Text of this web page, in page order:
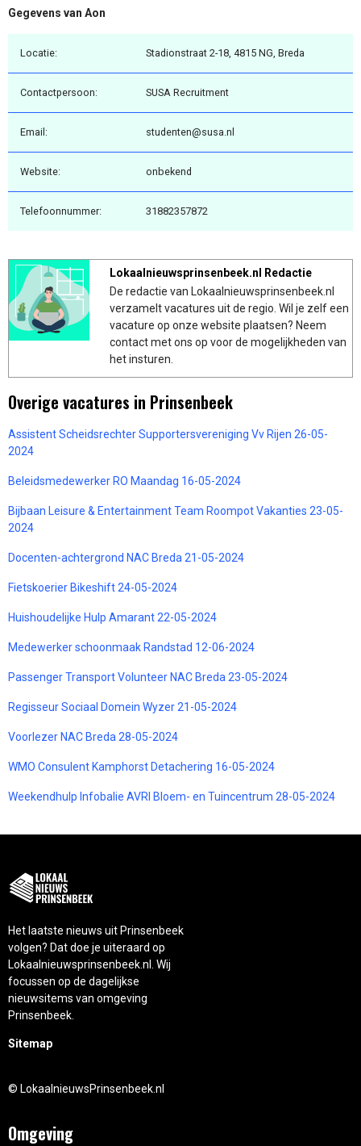
Gegevens van Aon
Locatie: Stadionstraat 2-18, 4815 NG, Breda
Contactpersoon: SUSA Recruitment
Email: studenten@susa.nl
Website: onbekend
Telefoonnummer: 31882357872
Lokaalnieuwsprinsenbeek.nl Redactie
De redactie van Lokaalnieuwsprinsenbeek.nl
verzamelt vacatures uit de regio. Wil je zelf een
vacature op onze website plaatsen? Neem
contact met ons op voor de mogelijkheden van
het insturen.
Overige vacatures in Prinsenbeek
Assistent Scheidsrechter Supportersvereniging Vv Rijen 26-05-
2024
Beleidsmedewerker RO Maandag 16-05-2024
Bijbaan Leisure & Entertainment Team Roompot Vakanties 23-05-
2024
Docenten-achtergrond NAC Breda 21-05-2024
Fietskoerier Bikeshift 24-05-2024
Huishoudelijke Hulp Amarant 22-05-2024
Medewerker schoonmaak Randstad 12-06-2024
Passenger Transport Volunteer NAC Breda 23-05-2024
Regisseur Sociaal Domein Wyzer 21-05-2024
Voorlezer NAC Breda 28-05-2024
WMO Consulent Kamphorst Detachering 16-05-2024
Weekendhulp Infobalie AVRI Bloem- en Tuincentrum 28-05-2024
Het laatste nieuws uit Prinsenbeek
volgen? Dat doe je uiteraard op
Lokaalnieuwsprinsenbeek.nl. Wij
focussen op de dagelijkse
nieuwsitems van omgeving
Prinsenbeek.
Sitemap
© LokaalnieuwsPrinsenbeek.nl
Omgeving